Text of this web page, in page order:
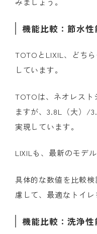
機能比較：節水性
TOTOとLIXIL、どち
しています。
TOTOは、ネオレスト
ますが、3.8L（大）/
実現しています。
LIXILも、最新のモデ
具体的な数値を比較
慮して、最適なトイレ
機能比較：洗浄性